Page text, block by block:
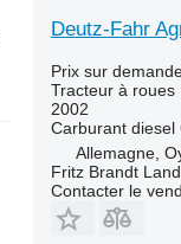
Deutz-Fahr
Prix sur
Tracteur à roues
2002
Carburant diesel
Allemagne,
Fritz Brandt
Contacter le